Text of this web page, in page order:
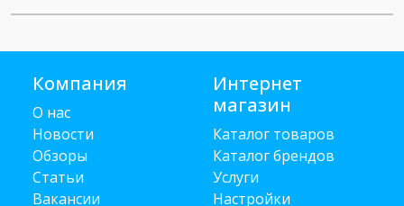
Компания
О нас
Новости
Обзоры
Статьи
Вакансии
Интернет
магазин
Каталог товаров
Каталог брендов
Услуги
Настройки